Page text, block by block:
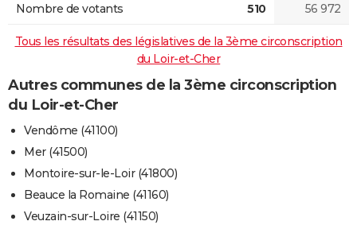
Nombre de votants 510 56 972
Tous les résultats des législatives de la 3ème circonscription
du Loir-et-Cher
Autres communes de la 3ème circonscription
du Loir-et-Cher
Vendôme (41100)
Mer (41500)
Montoire-sur-le-Loir (41800)
Beauce la Romaine (41160)
Veuzain-sur-Loire (41150)